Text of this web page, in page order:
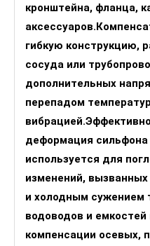
кронштейна, фланца,
гибкую конструкцию,
сосуда или
дополнительных
перепадом
деформация сильфона
используется для
изменений,
и холодным сужением
водоводов и емкостей
компенсации осевых,